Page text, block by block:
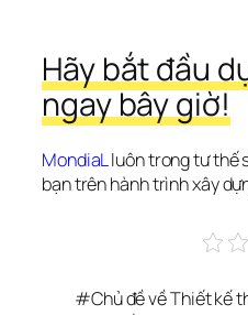
Hãy bắt đầu
ngay bây giờ!
MondiaL luôn trong tư thế
bạn trên hành trình xây
#Chủ đề về Thiết kế